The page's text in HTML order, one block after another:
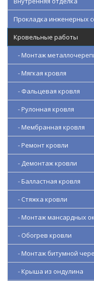
Прокладка инженерных
Кровельные работы
- Монтаж
- Мягкая кровля
- Фальцевая кровля
- Рулонная кровля
- Мембранная кровля
- Ремонт кровли
- Демонтаж кровли
- Балластная кровля
- Стяжка кровли
- Монтаж мансардных
- Обогрев кровли
- Монтаж битумной
- Крыша из ондулина